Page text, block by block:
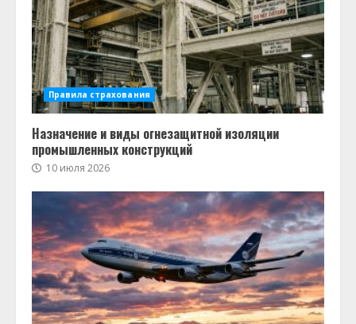
Правила страхования
Назначение и виды огнезащитной изоляции
промышленных конструкций
10 июля 2026